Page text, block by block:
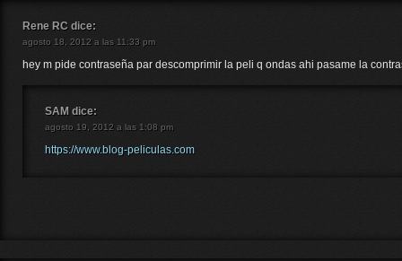
Rene RC dice:
agosto 18, 2012 a las 11:33 pm
hey m pide contraseña par descomprimir la peli q ondas ahi pasame la
SAM dice:
agosto 19, 2012 a las 1:08 pm
https://www.blog-peliculas.com